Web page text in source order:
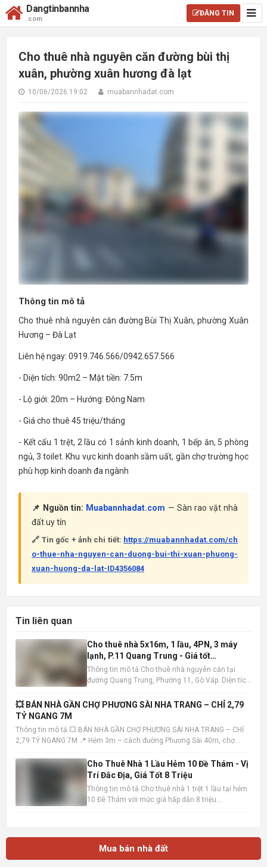
Dangtinbannha
.com
ĐĂNG TIN
Cho thuê nhà nguyên căn đường bùi thị
xuân, phường xuân hương đà lạt
10/06/2026 19:02 muabannhadat.com
Thông tin mô tả
Cho thuê nhà nguyên căn đường Bùi Thị Xuân, phường Xuân
Hương – Đà Lạt
Liên hệ ngay: 0919.746.566/0942.657.566
- Diện tích: 90m2 – Mặt tiền: 7.5m
- Lộ giới: 20m – Hướng: Đông Nam
- Giá cho thuê 45 triệu/tháng
- Kết cấu 1 trệt, 2 lầu có 1 sảnh kinh doanh, 1 bếp ăn, 5 phòng
ngủ, 3 toilet. Khu vực kinh doanh sầm uất, gần chợ trường học
phù hợp kinh doanh đa ngành
📌 Nguồn tin: Muabannhadat.com — Sàn rao vặt nhà
đất uy tín
🔗 Tin gốc + ảnh chi tiết: https://muabannhadat.com/ch
o-thue-nha-nguyen-can-duong-bui-thi-xuan-phuong-
xuan-huong-da-lat-ID4356084
Tin liên quan
Cho thuê nhà 5x16m, 1 lầu, 4PN, 3 máy
lạnh, P.11 Quang Trung - Giá tốt
10tr/tháng
Thông tin mô tả Cho thuê nhà nguyên căn tại
đường Quang Trung, Phường 11, Gò Vấp. Diện tích
và 3 phòng tắm. Nhà có sẵn 3 máy lạnh, tiện nghi
đầy đủ, sẵn sàng dọn vào ở ngay. Vị trí nhà đắc
💥 BÁN NHÀ GẦN CHỢ PHƯƠNG SÀI NHA TRANG – CHỈ 2,79
TỶ NGANG 7M
Thông tin mô tả 💥 BÁN NHÀ GẦN CHỢ PHƯƠNG SÀI NHA TRANG – CHỈ
2,79 TỶ NGANG 7M 📍 Hẻm 3m – cách đường Phương Sài 40m, chợ
trệt 1 lầu – hướng Tây Bắc – sổ hồng hoàn công • Trệt: khách
Cho Thuê Nhà 1 Lầu Hẻm 10 Đề Thám - Vị
Trí Đắc Địa, Giá Tốt 8 Triệu
Thông tin mô tả Cho thuê nhà 1 trệt 1 lầu tại hẻm
10 Đề Thám với mức giá hấp dẫn 8 triệu
Mua bán nhà đất